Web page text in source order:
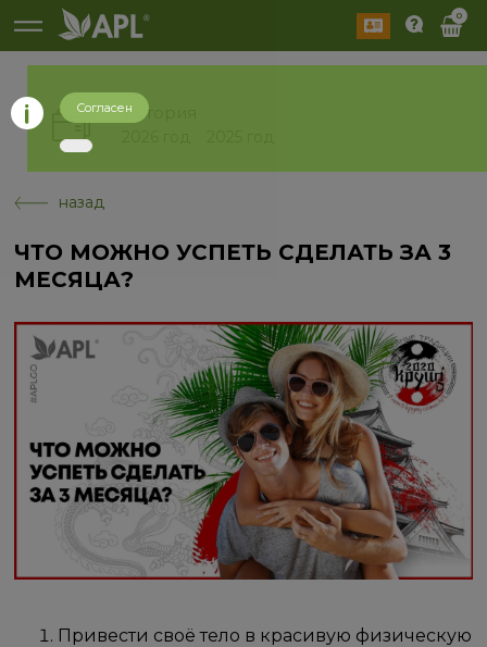
0
История
назад
ЧТО МОЖНО УСПЕТЬ СДЕЛАТЬ ЗА 3
МЕСЯЦА?
Привести своё тело в красивую физическую
Согласен